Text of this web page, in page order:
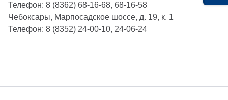
Телефон: 8 (8362) 68-16-68, 68-16-58
Чебоксары, Марпосадское шоссе, д. 19, к. 1
Телефон: 8 (8352) 24-00-10, 24-06-24